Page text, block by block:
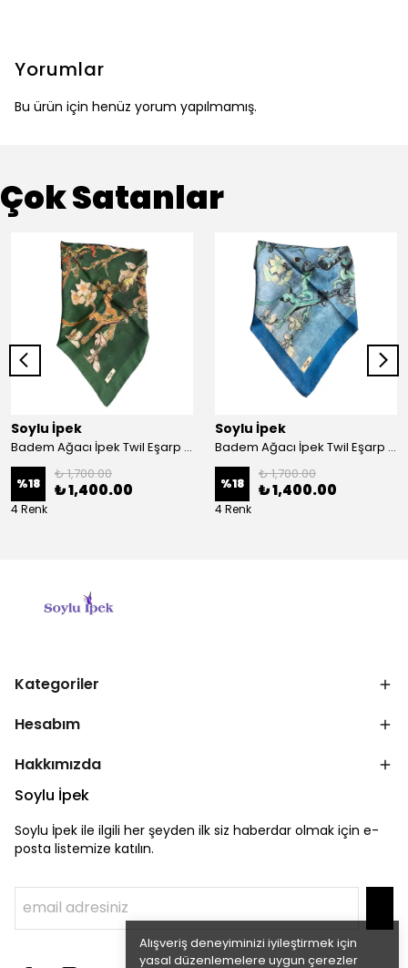
Alışveriş deneyiminizi iyileştirmek için
yasal düzenlemelere uygun çerezler
Yorumlar
Bu ürün için henüz yorum yapılmamış.
Çok Satanlar
Soylu İpek
Badem Ağacı İpek Twil Eşarp - Haki
%18
₺ 1,700.00
₺ 1,400.00
4 Renk
Soylu İpek
Badem Ağacı İpek Twil Eşarp - Mavi
%18
₺ 1,700.00
₺ 1,400.00
4 Renk
Kategoriler
Hesabım
Hakkımızda
Soylu İpek
Soylu İpek ile ilgili her şeyden ilk siz haberdar olmak için e-
posta listemize katılın.